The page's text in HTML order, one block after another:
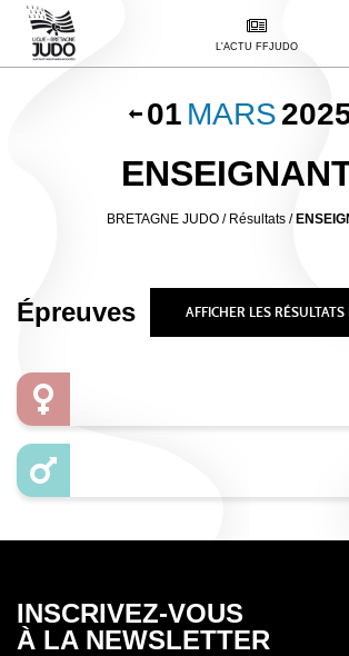
L'ACTU FFJUDO
01 MARS
BRETAGNE JUDO/ Résultats /
Épreuves AFFICHER LES
INSCRIVEZ-VOUS
À LA NEWSLETTER